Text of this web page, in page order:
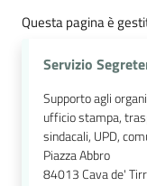
Questa pagina è
Servizio
Supporto agli
ufficio stampa,
sindacali, UPD,
Piazza Abbro
84013Cava de'